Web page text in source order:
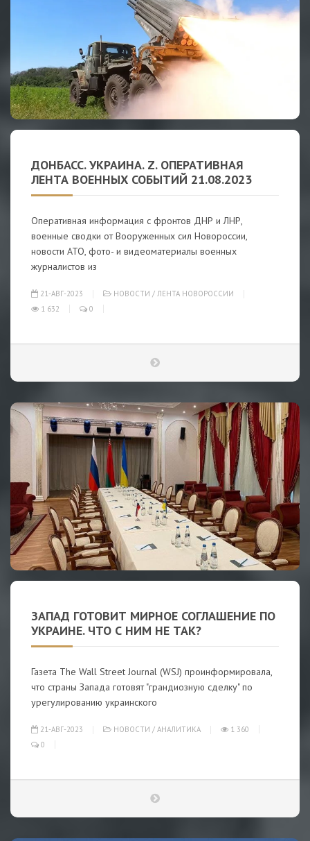
ДОНБАСС. УКРАИНА. Z. ОПЕРАТИВНАЯ
ЛЕНТА ВОЕННЫХ СОБЫТИЙ 21.08.2023
Оперативная информация с фронтов ДНР и ЛНР,
военные сводки от Вооруженных сил Новороссии,
новости АТО, фото- и видеоматериалы военных
журналистов из
21-АВГ-2023 НОВОСТИ / ЛЕНТА НОВОРОССИИ
1 632
0
ЗАПАД ГОТОВИТ МИРНОЕ СОГЛАШЕНИЕ ПО
УКРАИНЕ. ЧТО С НИМ НЕ ТАК?
Газета The Wall Street Journal (WSJ) проинформировала,
что страны Запада готовят "грандиозную сделку" по
урегулированию украинского
21-АВГ-2023 НОВОСТИ / АНАЛИТИКА
1 360
0